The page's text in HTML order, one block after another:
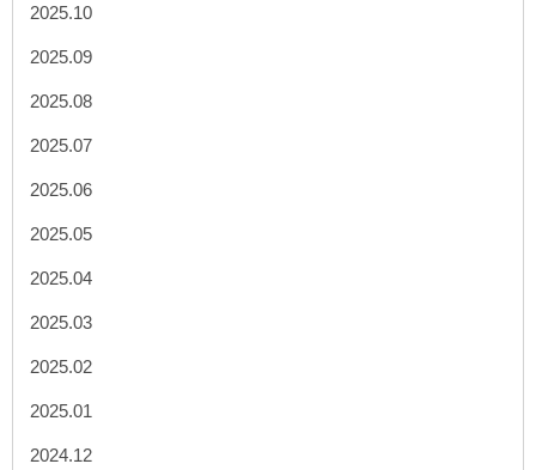
2025.10
2025.09
2025.08
2025.07
2025.06
2025.05
2025.04
2025.03
2025.02
2025.01
2024.12